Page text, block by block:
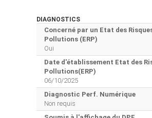
DIAGNOSTICS
Concerné par un Etat des
Pollutions (ERP)
Oui
Date d'établissement Etat des
Pollutions(ERP)
06/10/2025
Diagnostic Perf. Numérique
Non requis